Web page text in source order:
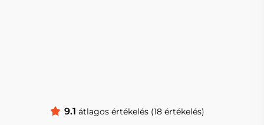
9.1 átlagos értékelés (18 értékelés)